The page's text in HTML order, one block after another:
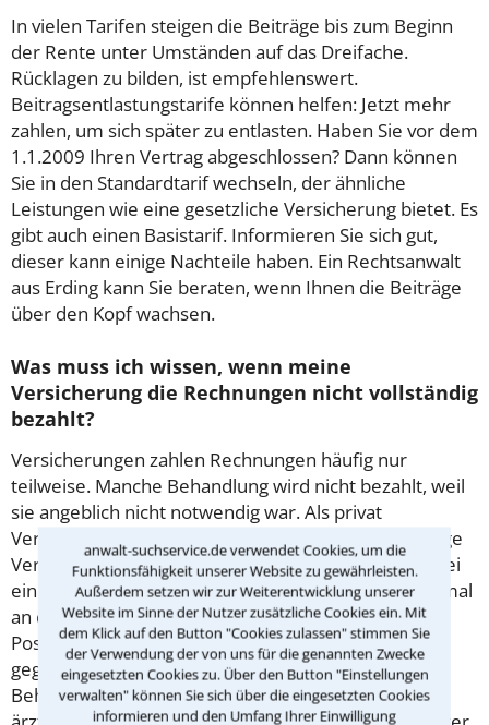
anwalt-suchservice.de verwendet Cookies, um die
Funktionsfähigkeit unserer Website zu gewährleisten.
Außerdem setzen wir zur Weiterentwicklung unserer
Website im Sinne der Nutzer zusätzliche Cookies ein. Mit
dem Klick auf den Button "Cookies zulassen" stimmen Sie
der Verwendung der von uns für die genannten Zwecke
eingesetzten Cookies zu. Über den Button "Einstellungen
verwalten" können Sie sich über die eingesetzten Cookies
informieren und den Umfang Ihrer Einwilligung
In vielen Tarifen steigen die Beiträge bis zum Beginn
der Rente unter Umständen auf das Dreifache.
Rücklagen zu bilden, ist empfehlenswert.
Beitragsentlastungstarife können helfen: Jetzt mehr
zahlen, um sich später zu entlasten. Haben Sie vor dem
1.1.2009 Ihren Vertrag abgeschlossen? Dann können
Sie in den Standardtarif wechseln, der ähnliche
Leistungen wie eine gesetzliche Versicherung bietet. Es
gibt auch einen Basistarif. Informieren Sie sich gut,
dieser kann einige Nachteile haben. Ein Rechtsanwalt
aus Erding kann Sie beraten, wenn Ihnen die Beiträge
über den Kopf wachsen.
Was muss ich wissen, wenn meine
Versicherung die Rechnungen nicht vollständig
bezahlt?
Versicherungen zahlen Rechnungen häufig nur
teilweise. Manche Behandlung wird nicht bezahlt, weil
sie angeblich nicht notwendig war. Als privat
Versicherter hat man zwei von einander unabhängige
Verträge: Mit dem Arzt und mit der Versicherung. Bei
einer Ablehnung sollte man die Rechnung noch einmal
an den Arzt zurückgehen lassen,. mit der Bitte, die
Positionen entsprechend zu erläutern. Eine Klage
gegen die Versicherung ist möglich, wenn die
Behandlung notwendig war und die Rechnung der